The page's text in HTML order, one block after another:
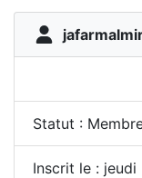
Statut :
Inscrit le : jeudi